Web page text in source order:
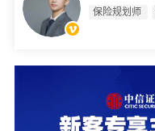
保险规划师